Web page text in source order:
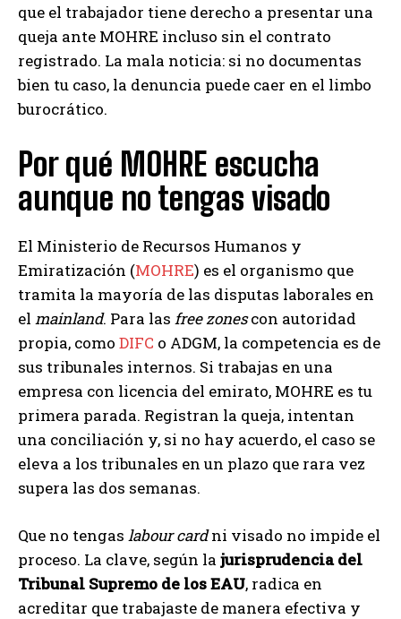
que el trabajador tiene derecho a presentar una
queja ante MOHRE incluso sin el contrato
registrado. La mala noticia: si no documentas
bien tu caso, la denuncia puede caer en el limbo
burocrático.
Por qué MOHRE escucha
aunque no tengas visado
El Ministerio de Recursos Humanos y
Emiratización (MOHRE) es el organismo que
tramita la mayoría de las disputas laborales en
el mainland. Para las free zonescon autoridad
propia, como DIFC o ADGM, la competencia es de
sus tribunales internos. Si trabajas en una
empresa con licencia del emirato, MOHRE es tu
primera parada. Registran la queja, intentan
una conciliación y, si no hay acuerdo, el caso se
eleva a los tribunales en un plazo que rara vez
supera las dos semanas.
Que no tengas labour cardni visado no impide el
proceso. La clave, según la jurisprudencia del
Tribunal Supremo de los EAU, radica en
acreditar que trabajaste de manera efectiva y